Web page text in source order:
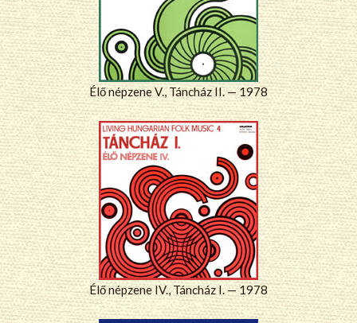
Élő népzene V., Táncház II. — 1978
Élő népzene IV., Táncház I. — 1978